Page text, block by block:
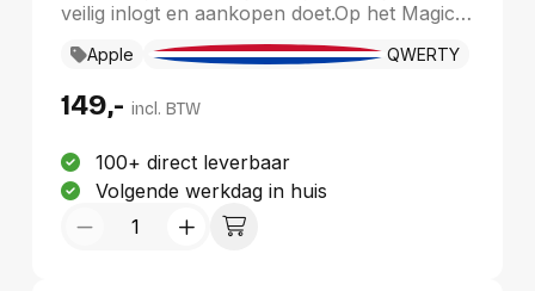
veilig inlogt en aankopen doet.Op het Magic
nauwkeurig. Dit toetsenbord is draadloos en
tussentijds opladen voldoende stroom levert
maakt automatisch verbinding met je Mac,
dus je kunt meteen aan de slag.Er zit een
USB‑C-poort op en er wordt een geweven
USB‑C-oplaadkabel meegeleverd. Daarmee
Apple QWERTY
149,- incl. BTW
100+ direct leverbaar
Volgende werkdag in huis